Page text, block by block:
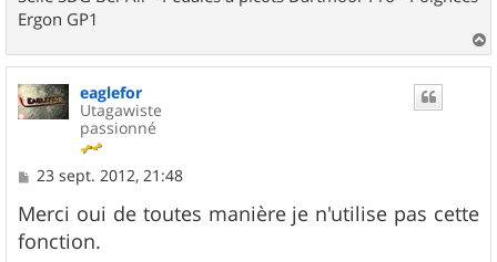
Ergon GP1
a
eaglefor
Utagawiste
passionné
M
s
s
a
23 sept. 2012, 21:48
Merci oui de toutes manière je n'utilise pas cette
fonction.